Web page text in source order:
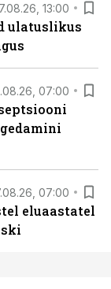
13:00
ulatuslikus
07:00
07:00
eluaastatel